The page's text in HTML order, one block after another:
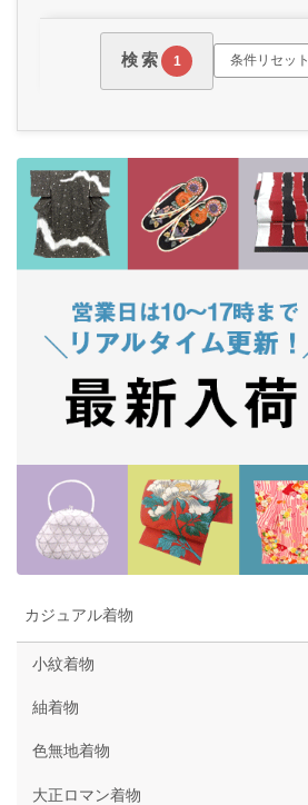
検索 1 条件リセット
カジュアル着物
小紋着物
紬着物
色無地着物
大正ロマン着物